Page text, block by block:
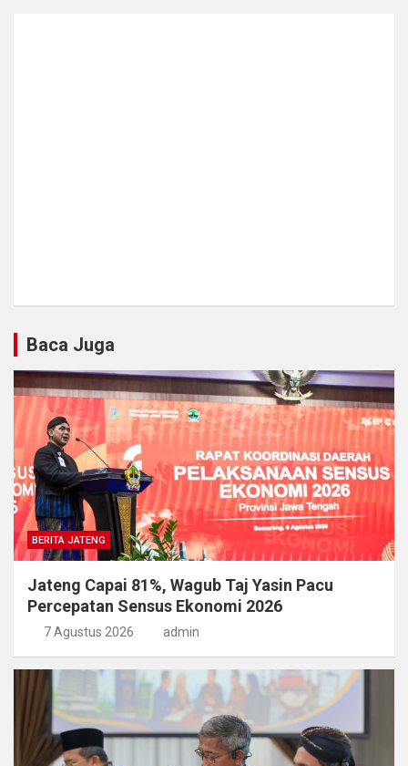
Baca Juga
BERITA JATENG
Jateng Capai 81%, Wagub Taj Yasin Pacu
Percepatan Sensus Ekonomi 2026
7 Agustus 2026 admin